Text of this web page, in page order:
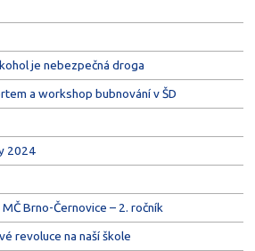
je nebezpečná droga
a workshop bubnování v ŠD
2024
Brno-Černovice – 2. ročník
revoluce na naší škole